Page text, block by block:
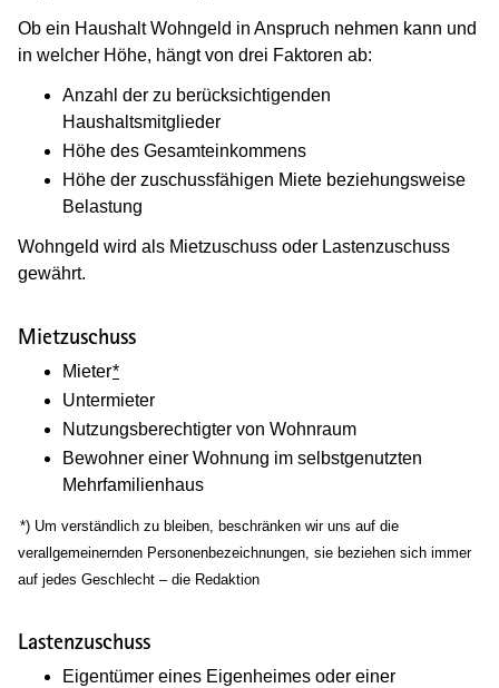
Ob ein Haushalt Wohngeld in Anspruch nehmen kann und
in welcher Höhe, hängt von drei Faktoren ab:
Anzahl der zu berücksichtigenden
Haushaltsmitglieder
Höhe des Gesamteinkommens
Höhe der zuschussfähigen Miete beziehungsweise
Belastung
Wohngeld wird als Mietzuschuss oder Lastenzuschuss
gewährt.
Mietzuschuss
Mieter*
Untermieter
Nutzungsberechtigter von Wohnraum
Bewohner einer Wohnung im selbstgenutzten
Mehrfamilienhaus
(Wird in einem neuen Fenster geöffnet)
*) Um verständlich zu bleiben, beschränken wir uns auf die
verallgemeinernden Personenbezeichnungen, sie beziehen sich immer
auf jedes Geschlecht – die Redaktion
Lastenzuschuss
Eigentümer eines Eigenheimes oder einer